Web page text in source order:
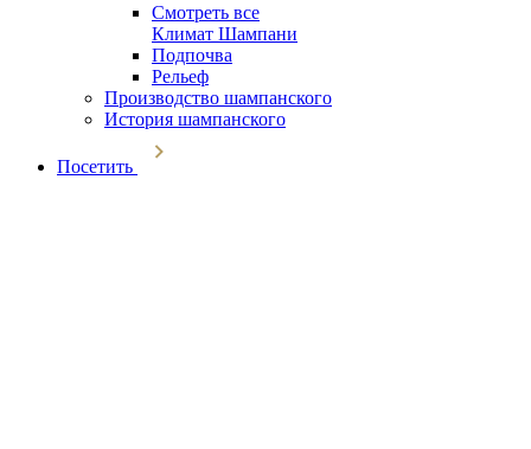
Смотреть все
Климат Шампани
Подпочва
Рельеф
Производство шампанского
История шампанского
Посетить